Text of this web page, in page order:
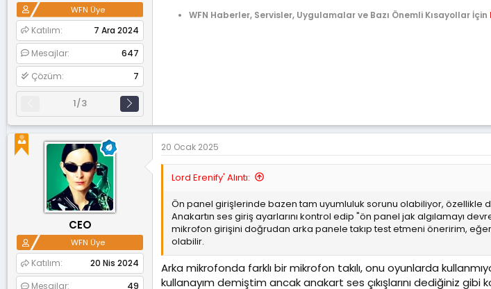
WFN Üye
Katılım
7 Ara 2024
Mesajlar
647
Çözüm
7
1/3
WFN Haberler, Servisler, Uygulamalar ve Bazı Önemli Kısayollar İçin
CEO
WFN Üye
Katılım
20 Nis 2024
Mesajlar
49
20 Ocak 2025
Lord Erenify' Alıntı:
Ön panel girişlerinde bazen tam uyumluluk sorunu olabiliyor, özellikle
Anakartın ses giriş ayarlarını kontrol edip "ön panel jak algılamayı
mikrofon girişini doğrudan arka panele takıp test etmeni öneririm, eğer
olabilir.
Arka mikrofonda farklı bir mikrofon takılı, onu oyunlarda
kullanayım demiştim ancak anakart ses çıkışlarını dediğiniz